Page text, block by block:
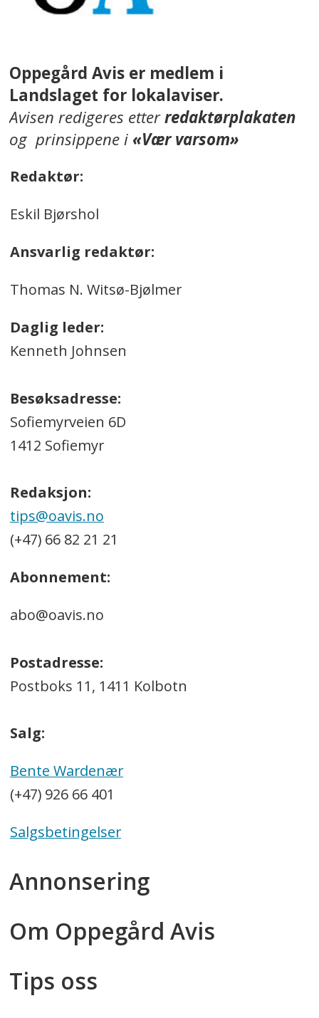
Oppegård Avis er medlem i
Landslaget for lokalaviser.
Avisen redigeres etterredaktørplakaten
og prinsippene i«Vær varsom»
Redaktør:
Eskil Bjørshol
Ansvarlig redaktør:
Thomas N. Witsø-Bjølmer
Daglig leder:
Kenneth Johnsen
Besøksadresse:
Sofiemyrveien 6D
1412 Sofiemyr
Redaksjon:
tips@oavis.no
(+47) 66 82 21 21
Abonnement:
abo@oavis.no
Postadresse:
Postboks 11, 1411 Kolbotn
Salg:
Bente Wardenær
(+47) 926 66 401
Salgsbetingelser
Annonsering
Om Oppegård Avis
Tips oss